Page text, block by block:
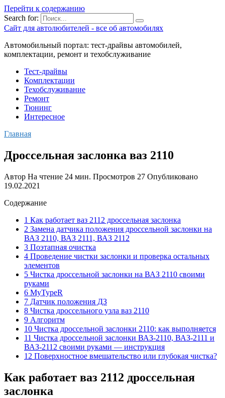
Перейти к содержанию
Search for:
Сайт для автолюбителей - все об автомобилях
Автомобильный портал: тест-драйвы автомобилей,
комплектации, ремонт и техобслуживание
Тест-драйвы
Комплектации
Техобслуживание
Ремонт
Тюнинг
Интересное
Главная
Дроссельная заслонка ваз 2110
Автор На чтение 24 мин. Просмотров 27 Опубликовано
19.02.2021
Содержание
1 Как работает ваз 2112 дроссельная заслонка
2 Замена датчика положения дроссельной заслонки на
ВАЗ 2110, ВАЗ 2111, ВАЗ 2112
3 Поэтапная очистка
4 Проведение чистки заслонки и проверка остальных
элементов
5 Чистка дроссельной заслонки на ВАЗ 2110 своими
руками
6 MyTypeR
7 Датчик положения ДЗ
8 Чистка дроссельного узла ваз 2110
9 Алгоритм
10 Чистка дроссельной заслонки 2110: как выполняется
11 Чистка дроссельной заслонки ВАЗ-2110, ВАЗ-2111 и
ВАЗ-2112 своими руками — инструкция
12 Поверхностное вмешательство или глубокая чистка?
Как работает ваз 2112 дроссельная
заслонка